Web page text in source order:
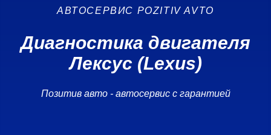
АВТОСЕРВИС POZITIV AVTO
Диагностика двигателя
Лексус (Lexus)
Позитив авто - автосервис с гарантией